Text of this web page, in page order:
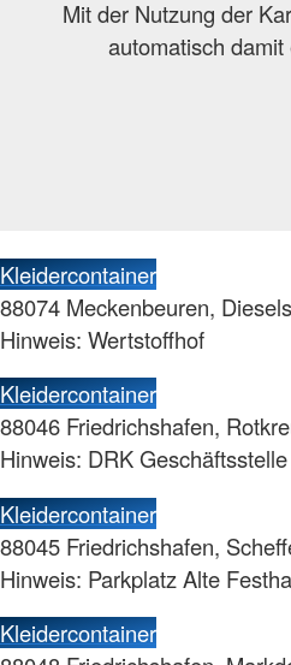
Mit der Nutzung der
automatisch
Kleidercontainer
88074 Meckenbeuren,
Hinweis: Wertstoffhof
Kleidercontainer
88046 Friedrichshafen,
Hinweis: DRK Geschäftsstelle
Kleidercontainer
88045 Friedrichshafen,
Hinweis: Parkplatz Alte
Kleidercontainer